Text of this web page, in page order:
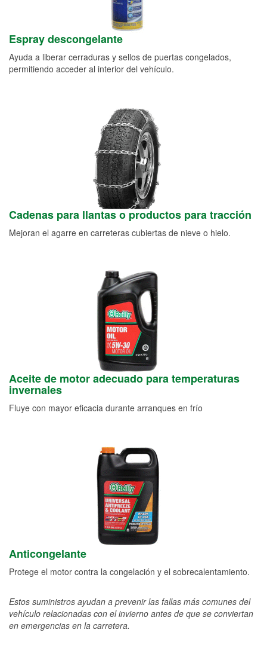
Espray descongelante
Ayuda a liberar cerraduras y sellos de puertas congelados,
permitiendo acceder al interior del vehículo.
Cadenas para llantas o productos para tracción
Mejoran el agarre en carreteras cubiertas de nieve o hielo.
Aceite de motor adecuado para temperaturas
invernales
Fluye con mayor eficacia durante arranques en frío
Anticongelante
Protege el motor contra la congelación y el sobrecalentamiento.
Estos suministros ayudan a prevenir las fallas más comunes del
vehículo relacionadas con el invierno antes de que se conviertan
en emergencias en la carretera.